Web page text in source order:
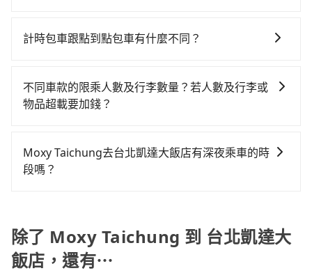
更會額外浪費8分鐘在轉乘與等車上，現在還不馬上來預
或九人座可供選擇，而且無人租車最令人詬病的就是車
樣。另外，偶爾也會遇到明明已經預約了時間但上一位
用戶卻遲遲尚未歸還，又或者要還車時卻偏偏找不到停
使用時還是有其區域的限制，實際可停靠的地點與你的
上下車地點仍有段距離，在遇到下雨天或者載行李時，
上，tripool都是你從Moxy Taichung到台北凱達大飯店
收到簡訊以及電子郵件確認信，如此就完成預約了，而
建議出發前一天中午以前完成預約，越早下訂價格越低
價，如臨時需要，前一天傍晚五點前仍會收單，最遲如
灣任何地方，只要是長途交通且途中遵守台灣法律，無
訪、寵物檢疫、預約叫車、機場接送、定期洗腎、包月
上下班，或者任何跨縣市接送的需求，tripool都能滿足
車後一週內寄出電子收據。
計時包車跟點到點包車有什麼不同？
不同之處： 計時包車：計時包車是按照用車時間來計
費，通常以每小時為單位，客戶可以根據自己的需要預
等。 點到點包車：點到點包車是按照里程和目的地來計
費，客戶可以預先告知出發地點A到目的地B，會根據路
不同車款的限乘人數及行李數量？若人數及行李或
物品超載要加錢？
的車型。 五人座驕車可乘坐三位乘客，並可攜帶三個隨
身行李與兩個30吋行李箱 五人座休旅車可乘坐四位乘
能超載人數。 如果您攜帶的行李或物品較多，我們會根
據情況收取微搬家費用，費用在300至500元之間。
Moxy Taichung去台北凱達大飯店有深夜乘車的時
段嗎？
前一日傍晚五點以前下訂預約，旅步就敢保證出車。
除了 Moxy Taichung 到 台北凱達大
飯店，還有⋯